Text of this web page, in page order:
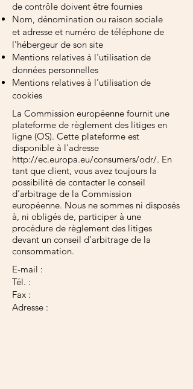
de contrôle doivent être fournies
Nom, dénomination ou raison sociale
et adresse et numéro de téléphone de
l'hébergeur de son site
Mentions relatives à l'utilisation de
données personnelles
Mentions relatives à l'utilisation de
cookies
La Commission européenne fournit une
plateforme de règlement des litiges en
ligne (OS). Cette plateforme est
disponible à l'adresse
http://ec.europa.eu/consumers/odr/. En
tant que client, vous avez toujours la
possibilité de contacter le conseil
d'arbitrage de la Commission
européenne. Nous ne sommes ni disposés
à, ni obligés de, participer à une
procédure de règlement des litiges
devant un conseil d'arbitrage de la
consommation.
E-mail :
Tél. :
Fax :
Adresse :